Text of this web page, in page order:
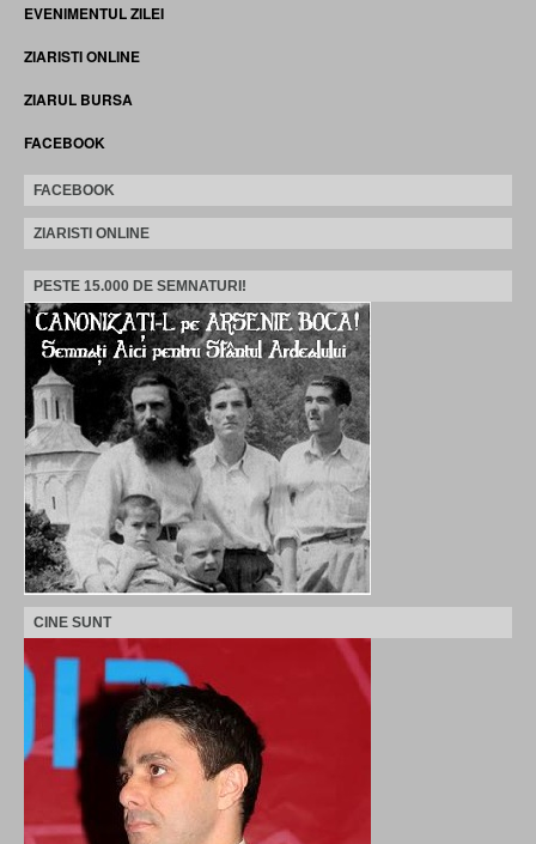
EVENIMENTUL ZILEI
ZIARISTI ONLINE
ZIARUL BURSA
FACEBOOK
FACEBOOK
ZIARISTI ONLINE
PESTE 15.000 DE SEMNATURI!
CINE SUNT